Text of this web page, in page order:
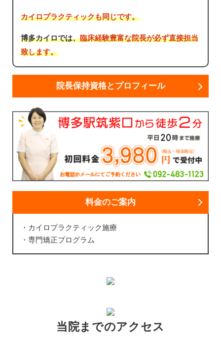
カイロプラクティックも同じです。
博多カイロでは、臨床経験豊富な院長が必ず直接担当
致します。
院長保持資格とプロフィール
料金のご案内
・カイロプラクティック施療
・専門矯正プログラム
当院までのアクセス